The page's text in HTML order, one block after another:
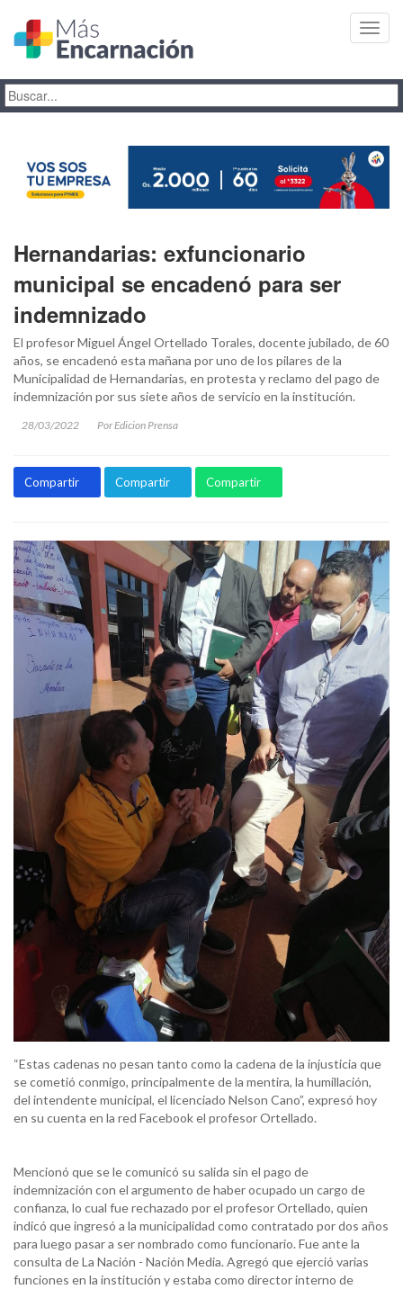
Hernandarias: exfuncionario
municipal se encadenó para ser
indemnizado
El profesor Miguel Ángel Ortellado Torales, docente jubilado, de 60
años, se encadenó esta mañana por uno de los pilares de la
Municipalidad de Hernandarias, en protesta y reclamo del pago de
indemnización por sus siete años de servicio en la institución.
28/03/2022 Por Edicion Prensa
Compartir Compartir Compartir
“Estas cadenas no pesan tanto como la cadena de la injusticia que
se cometió conmigo, principalmente de la mentira, la humillación,
del intendente municipal, el licenciado Nelson Cano”, expresó hoy
en su cuenta en la red Facebook el profesor Ortellado.
Mencionó que se le comunicó su salida sin el pago de
indemnización con el argumento de haber ocupado un cargo de
confianza, lo cual fue rechazado por el profesor Ortellado, quien
indicó que ingresó a la municipalidad como contratado por dos años
para luego pasar a ser nombrado como funcionario. Fue ante la
consulta de La Nación - Nación Media. Agregó que ejerció varias
funciones en la institución y estaba como director interno de